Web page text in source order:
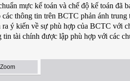
mực kế toán và chế độ kế toán đã
thông tin trên BCTC phản ánh
ý kiến về sự phù hợp của BCTC với
tài chính được lập phù hợp với các